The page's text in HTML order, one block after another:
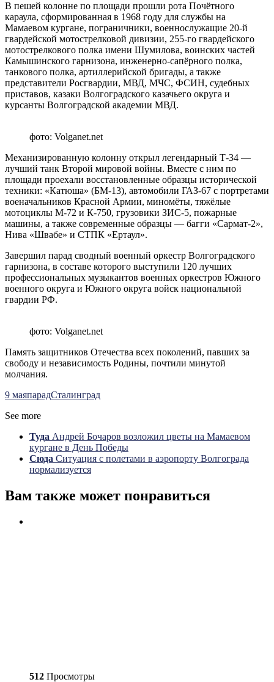
В пешей колонне по площади прошли рота Почётного
караула, сформированная в 1968 году для службы на
Мамаевом кургане, пограничники, военнослужащие 20-й
гвардейской мотострелковой дивизии, 255-го гвардейского
мотострелкового полка имени Шумилова, воинских частей
Камышинского гарнизона, инженерно-сапёрного полка,
танкового полка, артиллерийской бригады, а также
представители Росгвардии, МВД, МЧС, ФСИН, судебных
приставов, казаки Волгоградского казачьего округа и
курсанты Волгоградской академии МВД.
фото: Volganet.net
Механизированную колонну открыл легендарный Т-34 —
лучший танк Второй мировой войны. Вместе с ним по
площади проехали восстановленные образцы исторической
техники: «Катюша» (БМ-13), автомобили ГАЗ-67 с портретами
военачальников Красной Армии, миномёты, тяжёлые
мотоциклы М-72 и К-750, грузовики ЗИС-5, пожарные
машины, а также современные образцы — багги «Сармат-2»,
Нива «Швабе» и СТПК «Ертаул».
Завершил парад сводный военный оркестр Волгоградского
гарнизона, в составе которого выступили 120 лучших
профессиональных музыкантов военных оркестров Южного
военного округа и Южного округа войск национальной
гвардии РФ.
фото: Volganet.net
Память защитников Отечества всех поколений, павших за
свободу и независимость Родины, почтили минутой
молчания.
9 маяпарадСталинград
See more
Туда Андрей Бочаров возложил цветы на Мамаевом
кургане в День Победы
Сюда Ситуация с полетами в аэропорту Волгограда
нормализуется
Вам также может понравиться
512 Просмотры